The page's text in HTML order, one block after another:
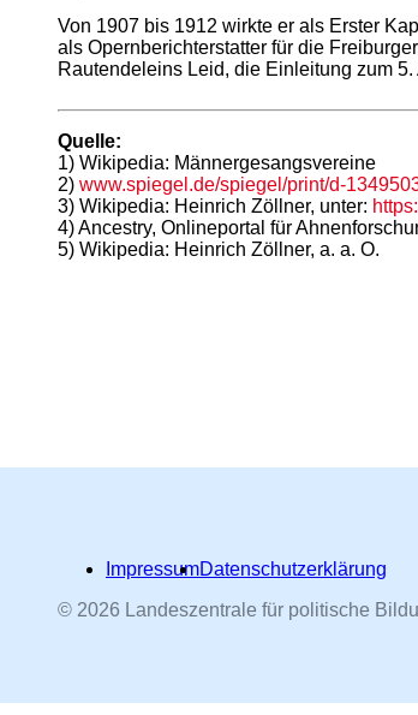
Von 1907 bis 1912 wirkte er als Erster
als Opernberichterstatter für die
Rautendeleins Leid, die Einleitung zum
Quelle:
1) Wikipedia: Männergesangsvereine
2) www.spiegel.de/spiegel/print/d-
3) Wikipedia: Heinrich Zöllner, unter:
4) Ancestry, Onlineportal für
5) Wikipedia: Heinrich Zöllner, a. a. O.
ImpressumDatenschutzerklärung
© 2026 Landeszentrale für politische